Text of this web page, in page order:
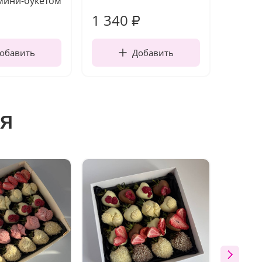
1 340 ₽
Добавить